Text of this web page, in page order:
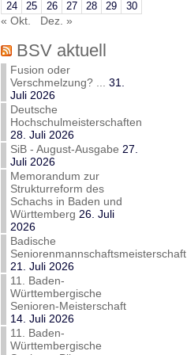
24 25 26 27 28 29 30
« Okt. Dez. »
BSV aktuell
Fusion oder
Verschmelzung? ...
31.
Juli 2026
Deutsche
Hochschulmeisterschaften
28. Juli 2026
SiB - August-Ausgabe 27.
Juli 2026
Memorandum zur
Strukturreform des
Schachs in Baden und
Württemberg 26. Juli
2026
Badische
Seniorenmannschaftsmeisterschaft
21. Juli 2026
11. Baden-
Württembergische
Senioren-Meisterschaft
14. Juli 2026
11. Baden-
Württembergische